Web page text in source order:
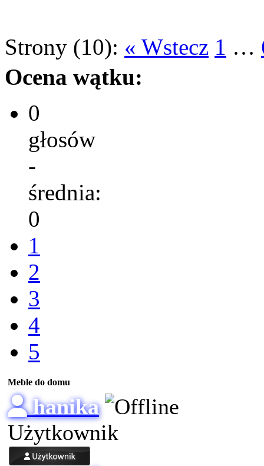
Strony (10): « Wstecz 1 …
Ocena wątku:
0
głosów
-
średnia:
0
1
2
3
4
5
Meble do domu
hanika
Użytkownik